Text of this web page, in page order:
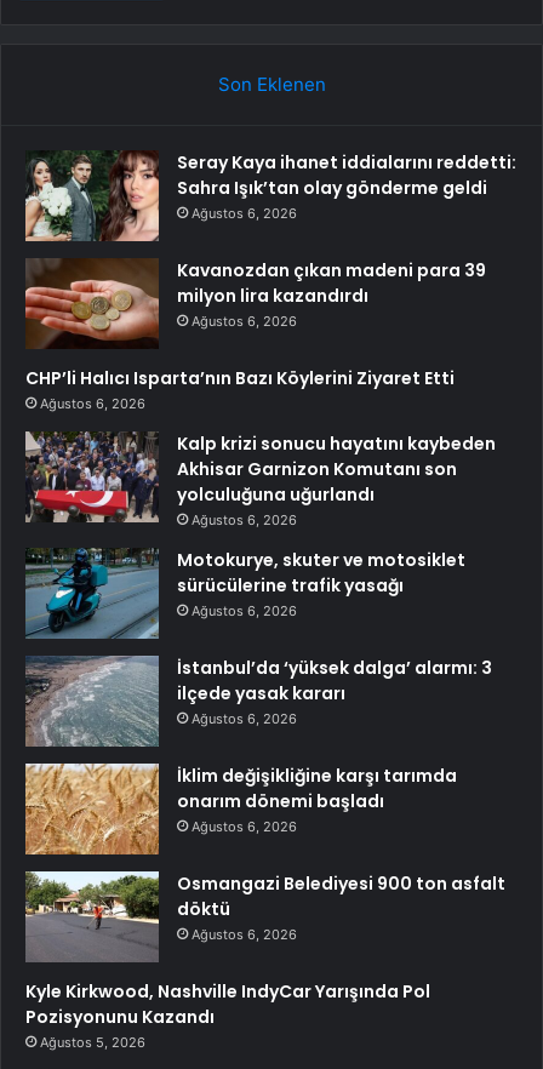
Son Eklenen
Seray Kaya ihanet iddialarını reddetti:
Sahra Işık’tan olay gönderme geldi
Ağustos 6, 2026
Kavanozdan çıkan madeni para 39
milyon lira kazandırdı
Ağustos 6, 2026
CHP’li Halıcı Isparta’nın Bazı Köylerini Ziyaret Etti
Ağustos 6, 2026
Kalp krizi sonucu hayatını kaybeden
Akhisar Garnizon Komutanı son
yolculuğuna uğurlandı
Ağustos 6, 2026
Motokurye, skuter ve motosiklet
sürücülerine trafik yasağı
Ağustos 6, 2026
İstanbul’da ‘yüksek dalga’ alarmı: 3
ilçede yasak kararı
Ağustos 6, 2026
İklim değişikliğine karşı tarımda
onarım dönemi başladı
Ağustos 6, 2026
Osmangazi Belediyesi 900 ton asfalt
döktü
Ağustos 6, 2026
Kyle Kirkwood, Nashville IndyCar Yarışında Pol
Pozisyonunu Kazandı
Ağustos 5, 2026